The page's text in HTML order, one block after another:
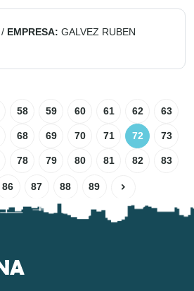
/ EMPRESA: GALVEZ RUBEN
58 59 60 61 62 63
68 69 70 71 72 73
78 79 80 81 82 83
86 87 88 89